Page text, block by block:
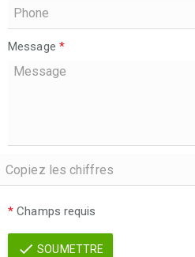
Message *
* Champs requis
SOUMETTRE